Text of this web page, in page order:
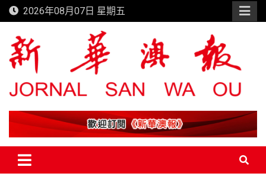
Skip
to
content
2026年08月07日 星期五
新華澳報